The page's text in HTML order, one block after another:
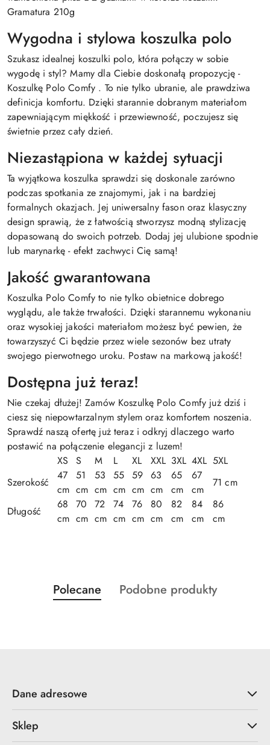
Gramatura 210g
Wygodna i stylowa koszulka polo
Szukasz idealnej koszulki polo, która połączy w sobie
wygodę i styl? Mamy dla Ciebie doskonałą propozycję -
Koszulkę Polo Comfy . To nie tylko ubranie, ale prawdziwa
definicja komfortu. Dzięki starannie dobranym materiałom
zapewniającym miękkość i przewiewność, poczujesz się
świetnie przez cały dzień.
Niezastąpiona w każdej sytuacji
Ta wyjątkowa koszulka sprawdzi się doskonale zarówno
podczas spotkania ze znajomymi, jak i na bardziej
formalnych okazjach. Jej uniwersalny fason oraz klasyczny
design sprawią, że z łatwością stworzysz modną stylizację
dopasowaną do swoich potrzeb. Dodaj jej ulubione spodnie
lub marynarkę - efekt zachwyci Cię samą!
Jakość gwarantowana
Koszulka Polo Comfy to nie tylko obietnice dobrego
wyglądu, ale także trwałości. Dzięki starannemu wykonaniu
oraz wysokiej jakości materiałom możesz być pewien, że
towarzyszyć Ci będzie przez wiele sezonów bez utraty
swojego pierwotnego uroku. Postaw na markową jakość!
Dostępna już teraz!
Nie czekaj dłużej! Zamów Koszulkę Polo Comfy już dziś i
ciesz się niepowtarzalnym stylem oraz komfortem noszenia.
Sprawdź naszą ofertę już teraz i odkryj dlaczego warto
postawić na połączenie elegancji z luzem!
XS
S M L XL XXL 3XL 4XL 5XL
Szerokość
47
cm
51
cm
53
cm
55
cm
59
cm
63
cm
65
cm
67
cm
71 cm
Długość
68
cm
70
cm
72
cm
74
cm
76
cm
80
cm
82
cm
84
cm
86
cm
Pomiń karuzelę produktów
Produkty
o
Polecane
Produkty
Podobne produkty
Dane adresowe
Sklep